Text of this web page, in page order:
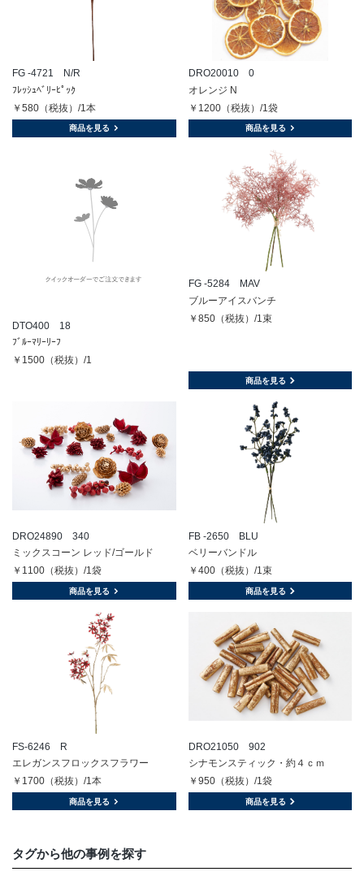
FG -4721 N/R
ﾌﾚｯｼｭﾍﾞﾘｰﾋﾟｯｸ
￥580（税抜）/1本
商品を見る
DRO20010 0
オレンジ N
￥1200（税抜）/1袋
商品を見る
DTO400 18
ﾌﾞﾙｰﾏﾘｰﾘｰﾌ
￥1500（税抜）/1
FG -5284 MAV
ブルーアイスバンチ
￥850（税抜）/1束
商品を見る
DRO24890 340
ミックスコーン レッド/ゴールド
￥1100（税抜）/1袋
商品を見る
FB -2650 BLU
ベリーバンドル
￥400（税抜）/1束
商品を見る
FS-6246 R
エレガンスフロックスフラワー
￥1700（税抜）/1本
商品を見る
DRO21050 902
シナモンスティック・約４ｃｍ
￥950（税抜）/1袋
商品を見る
タグから他の事例を探す